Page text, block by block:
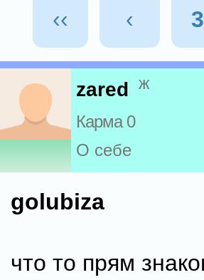
‹‹ ‹
zared ж
Карма 0
О себе
golubiza
что то прям